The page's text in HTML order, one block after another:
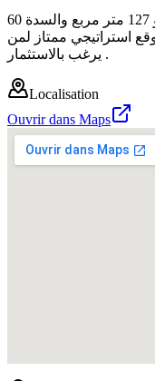
المحل فيه 6 ديال الريدوات المساحة ديالو 127 متر مربع والسدة 60
بتميز بموقع استراتيجي ممتاز لمن
يرغب بالاستثمار .
Localisation
Ouvrir dans Maps